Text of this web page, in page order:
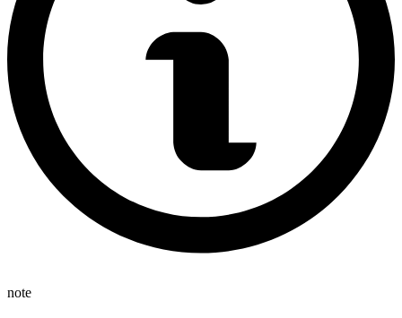
note